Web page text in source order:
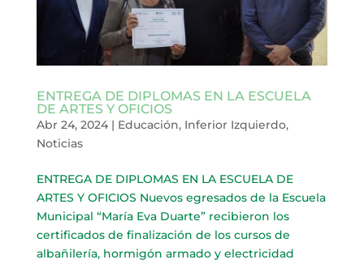
ENTREGA DE DIPLOMAS EN LA ESCUELA
DE ARTES Y OFICIOS
Abr 24, 2024| Educación, Inferior Izquierdo,
Noticias
ENTREGA DE DIPLOMAS EN LA ESCUELA DE
ARTES Y OFICIOS Nuevos egresados de la Escuela
Municipal “María Eva Duarte” recibieron los
certificados de finalización de los cursos de
albañilería, hormigón armado y electricidad